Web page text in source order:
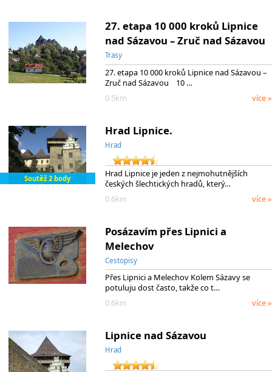
27. etapa 10 000 kroků Lipnice
nad Sázavou – Zruč nad Sázavou
Trasy
27. etapa 10 000 kroků Lipnice nad Sázavou –
Zruč nad Sázavou 10 …
0.5km
více »
Soutěž 2 body
Hrad Lipnice.
Hrad
Hrad Lipnice je jeden z nejmohutnějších
českých šlechtických hradů, který…
0.6km
více »
Posázavím přes Lipnici a
Melechov
Cestopisy
Přes Lipnici a Melechov Kolem Sázavy se
potuluju dost často, takže co t…
0.6km
více »
Lipnice nad Sázavou
Hrad